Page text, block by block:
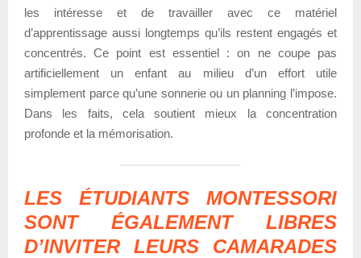
les intéresse et de travailler avec ce matériel
d’apprentissage aussi longtemps qu’ils restent engagés et
concentrés. Ce point est essentiel : on ne coupe pas
artificiellement un enfant au milieu d’un effort utile
simplement parce qu’une sonnerie ou un planning l’impose.
Dans les faits, cela soutient mieux la concentration
profonde et la mémorisation.
LES ÉTUDIANTS MONTESSORI
SONT ÉGALEMENT LIBRES
D’INVITER LEURS CAMARADES